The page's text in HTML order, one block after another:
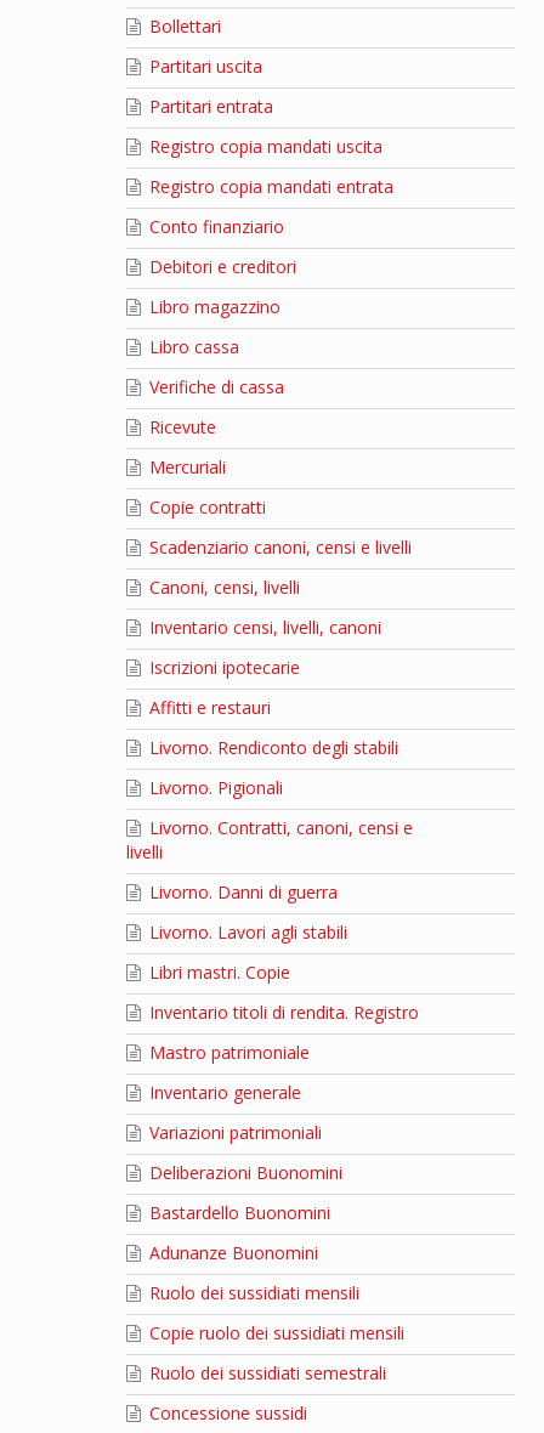
Bollettari
Partitari uscita
Partitari entrata
Registro copia mandati uscita
Registro copia mandati entrata
Conto finanziario
Debitori e creditori
Libro magazzino
Libro cassa
Verifiche di cassa
Ricevute
Mercuriali
Copie contratti
Scadenziario canoni, censi e livelli
Canoni, censi, livelli
Inventario censi, livelli, canoni
Iscrizioni ipotecarie
Affitti e restauri
Livorno. Rendiconto degli stabili
Livorno. Pigionali
Livorno. Contratti, canoni, censi e
livelli
Livorno. Danni di guerra
Livorno. Lavori agli stabili
Libri mastri. Copie
Inventario titoli di rendita. Registro
Mastro patrimoniale
Inventario generale
Variazioni patrimoniali
Deliberazioni Buonomini
Bastardello Buonomini
Adunanze Buonomini
Ruolo dei sussidiati mensili
Copie ruolo dei sussidiati mensili
Ruolo dei sussidiati semestrali
Concessione sussidi